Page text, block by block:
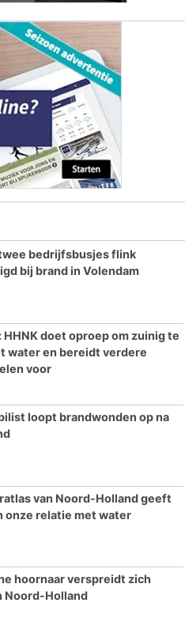
bedrijfsbusjes flink
bij brand in Volendam
HHNK doet oproep om zuinig te
water en bereidt verdere
voor
loopt brandwonden op na
van Noord-Holland geeft
onze relatie met water
hoornaar verspreidt zich
Noord-Holland